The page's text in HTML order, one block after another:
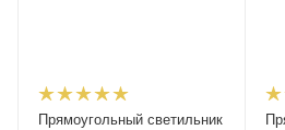
Прямоугольный светильник